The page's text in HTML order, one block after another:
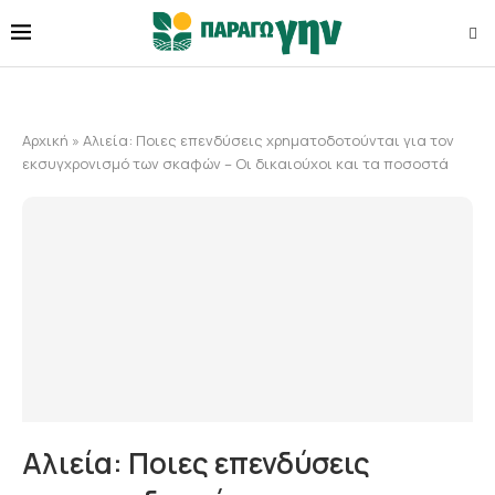
Αρχική » Αλιεία: Ποιες επενδύσεις χρηματοδοτούνται για τον
εκσυγχρονισμό των σκαφών – Οι δικαιούχοι και τα ποσοστά
Αλιεία: Ποιες επενδύσεις